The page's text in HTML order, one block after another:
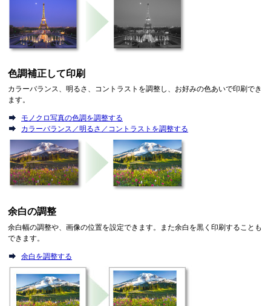
色調補正して印刷
カラーバランス、明るさ、コントラストを調整し、お好みの色あいで印刷でき
ます。
モノクロ写真の色調を調整する
カラーバランス／明るさ／コントラストを調整する
余白の調整
余白幅の調整や、画像の位置を設定できます。
また余白を黒く印刷することも
できます。
余白を調整する